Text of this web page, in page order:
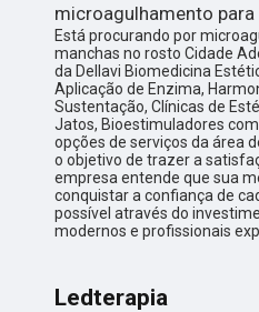
microagulhamento
Está procurando por
manchas no rosto Cidade
da Dellavi Biomedicina
Aplicação de Enzima,
Sustentação, Clínicas de
Jatos, Bioestimuladores
opções de serviços da área
o objetivo de trazer a
empresa entende que sua
conquistar a confiança de
possível através do
modernos e profissionais
Ledterapia